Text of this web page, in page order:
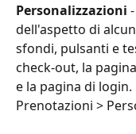
Personalizzazioni
dell'aspetto di
sfondi, pulsanti e
check-out, la
e la pagina di
Prenotazioni >